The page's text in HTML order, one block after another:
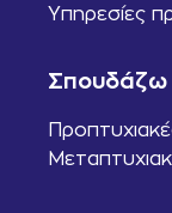
Υπηρεσίες
Σπουδάζω